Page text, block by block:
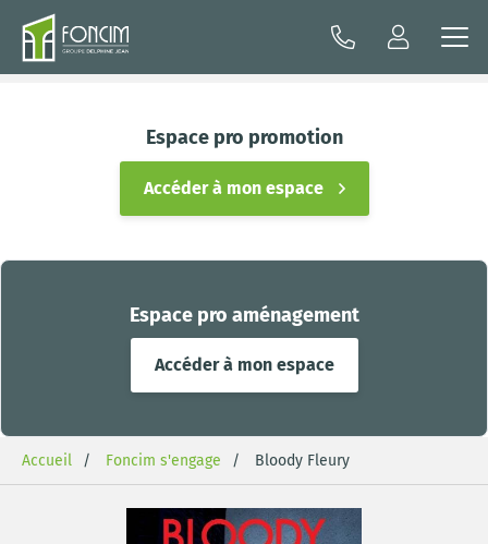
Espace pro aménagement
Accéder à mon espace
Espace pro promotion
Accéder à mon espace
Accueil Foncim s'engage Bloody Fleury